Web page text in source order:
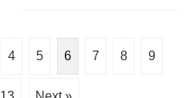
4 5 6 7 8 9